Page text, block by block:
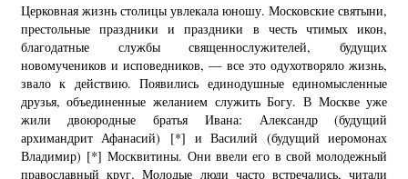
Церковная жизнь столицы увлекала юношу. Московские святыни,
престольные праздники и праздники в честь чтимых икон,
благодатные службы священнослужителей, будущих
новомучеников и исповедников, — все это одухотворяло жизнь,
звало к действию. Появились единодушные единомысленные
друзья, объединенные желанием служить Богу. В Москве уже
жили двоюродные братья Ивана: Александр (будущий
архимандрит Афанасий) [*] и Василий (будущий иеромонах
Владимир) [*] Москвитины. Они ввели его в свой молодежный
православный круг. Молодые люди часто встречались, читали